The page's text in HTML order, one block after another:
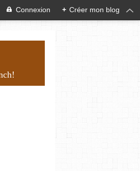
Connexion + Créer mon blog